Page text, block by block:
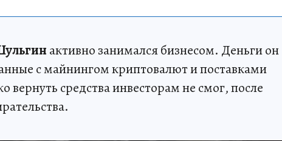
активно занимался бизнесом. Деньги он
с майнингом криптовалют и поставками
вернуть средства инвесторам не смог, после